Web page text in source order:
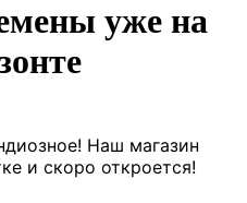
уже на
Наш магазин
и скоро откроется!